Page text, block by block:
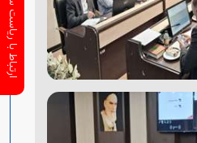
ارتباط با ریاست سازمان